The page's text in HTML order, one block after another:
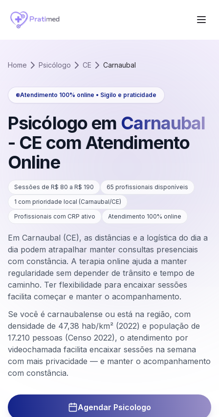
Home Psicólogo CE Carnaubal
Atendimento 100% online • Sigilo e praticidade
Psicólogo em Carnaubal
- CE com Atendimento
Online
Sessões de R$ 80 a R$ 190 65 profissionais disponíveis
1 com prioridade local (Carnaubal/CE)
Profissionais com CRP ativo
Atendimento 100% online
Em Carnaubal (CE), as distâncias e a logística do dia a
dia podem atrapalhar manter consultas presenciais
com constância. A terapia online ajuda a manter
regularidade sem depender de trânsito e tempo de
caminho. Ter flexibilidade para encaixar sessões
facilita começar e manter o acompanhamento.
Se você é carnaubalense ou está na região, com
densidade de 47,38 hab/km² (2022) e população de
17.210 pessoas (Censo 2022), o atendimento por
videochamada facilita encaixar sessões na semana
com mais privacidade — e manter o acompanhamento
com constância.
Agendar Psicologo